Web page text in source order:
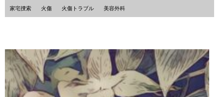
家宅捜索 火傷 火傷トラブル 美容外科